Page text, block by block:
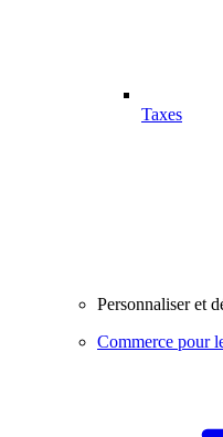
Taxes
Personnaliser et
Commerce pour